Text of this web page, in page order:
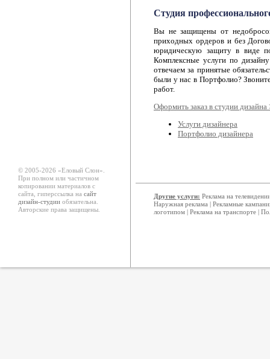
Студия
Вы не защищены от
приходных ордеров и без
юридическую защиту в виде
Комплексные услуги по
отвечаем за принятые
были у нас в Портфолио?
работ.
Оформить заказ в студии дизайна
Услуги дизайнера
Портфолио дизайнера
© 2005-2026 «Еловый Cлон».
При полном или частичном
копировании материалов с
сайта, гиперссылка на сайт
дизайн-студии обязательна.
Авторские права защищены.
Другие услуги: Реклама на
Наружная реклама | Рекламные
логотипом | Реклама на транспорте |